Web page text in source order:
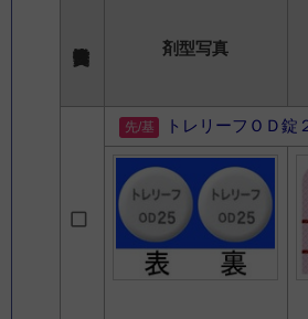
剤型写真
トレリーフＯＤ錠